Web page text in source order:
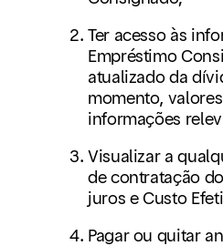
Ter acesso às
Empréstimo
atualizado da
momento,
informações
Visualizar a
de contratação
juros e Custo
Pagar ou quitar